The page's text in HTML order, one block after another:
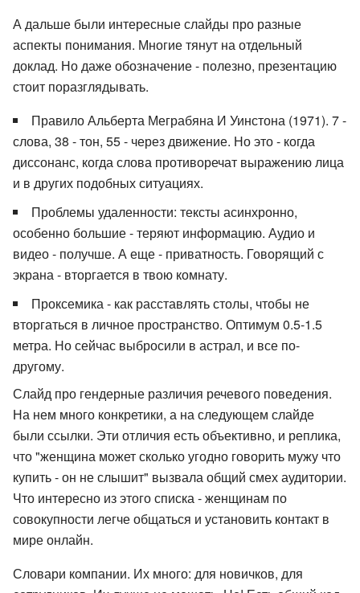
А дальше были интересные слайды про разные
аспекты понимания. Многие тянут на отдельный
доклад. Но даже обозначение - полезно, презентацию
стоит поразглядывать.
Правило Альберта Меграбяна И Уинстона (1971). 7 -
слова, 38 - тон, 55 - через движение. Но это - когда
диссонанс, когда слова противоречат выражению лица
и в других подобных ситуациях.
Проблемы удаленности: тексты асинхронно,
особенно большие - теряют информацию. Аудио и
видео - получше. А еще - приватность. Говорящий с
экрана - вторгается в твою комнату.
Проксемика - как расставлять столы, чтобы не
вторгаться в личное пространство. Оптимум 0.5-1.5
метра. Но сейчас выбросили в астрал, и все по-
другому.
Слайд про гендерные различия речевого поведения.
На нем много конкретики, а на следующем слайде
были ссылки. Эти отличия есть объективно, и реплика,
что "женщина может сколько угодно говорить мужу что
купить - он не слышит" вызвала общий смех аудитории.
Что интересно из этого списка - женщинам по
совокупности легче общаться и установить контакт в
мире онлайн.
Словари компании. Их много: для новичков, для